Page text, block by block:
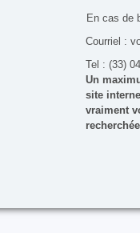
En cas de
Courriel :
Tel : (33)
Un
site
vraiment